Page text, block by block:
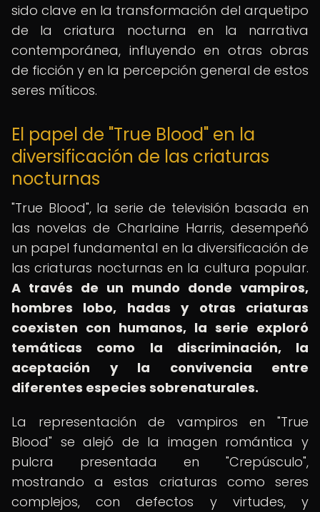
sido clave en la transformación del arquetipo
de la criatura nocturna en la narrativa
contemporánea, influyendo en otras obras
de ficción y en la percepción general de estos
seres míticos.
El papel de "True Blood" en la
diversificación de las criaturas
nocturnas
"True Blood", la serie de televisión basada en
las novelas de Charlaine Harris, desempeñó
un papel fundamental en la diversificación de
las criaturas nocturnas en la cultura popular.
A través de un mundo donde vampiros,
hombres lobo, hadas y otras criaturas
coexisten con humanos, la serie exploró
temáticas como la discriminación, la
aceptación y la convivencia entre
diferentes especies sobrenaturales.
La representación de vampiros en "True
Blood" se alejó de la imagen romántica y
pulcra presentada en "Crepúsculo",
mostrando a estas criaturas como seres
complejos, con defectos y virtudes, y